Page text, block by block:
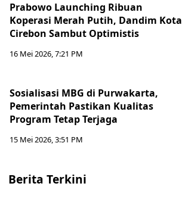
Prabowo Launching Ribuan
Koperasi Merah Putih, Dandim Kota
Cirebon Sambut Optimistis
16 Mei 2026, 7:21 PM
Sosialisasi MBG di Purwakarta,
Pemerintah Pastikan Kualitas
Program Tetap Terjaga
15 Mei 2026, 3:51 PM
Berita Terkini